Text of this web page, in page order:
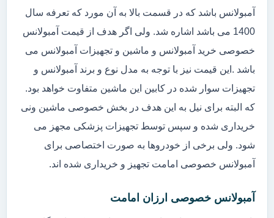
آمبولانس باشد که در قسمت بالا به آن مورد که تعرفه سال
1400 می باشد اشاره شد. ولی اگر هدف از قیمت آمبولانس
خصوصی خرید آمبولانس و ماشین و تجهیزات آمبولانس می
باشد .این قیمت نیز با توجه به مدل نوع و برند آمبولانس و
تجهیزات سوار شده در کابین این ماشین متفاوت خواهد بود.
که البته برای نیل به این هدف در بخش خصوصی ماشین ونی
خریداری شده و سپس توسط تجهیزات پزشکی مجهز می
شود. ولی برخی از خودروها به صورت اختصاصی برای
آمبولانس خصوصی امامت تجهیز و خریداری شده اند.
آمبولانس خصوصی ارزان امامت